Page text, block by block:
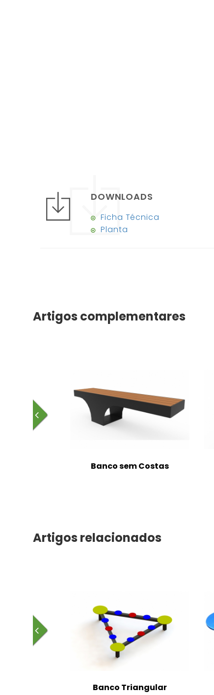
DOWNLOADS
Ficha Técnica
Planta
Artigos complementares
Banco sem Costas
Artigos relacionados
Banco Triangular